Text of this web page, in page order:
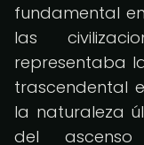
fundamental
las
representaba
trascendental
la naturaleza
del ascenso